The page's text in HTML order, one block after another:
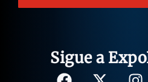
Sigue a